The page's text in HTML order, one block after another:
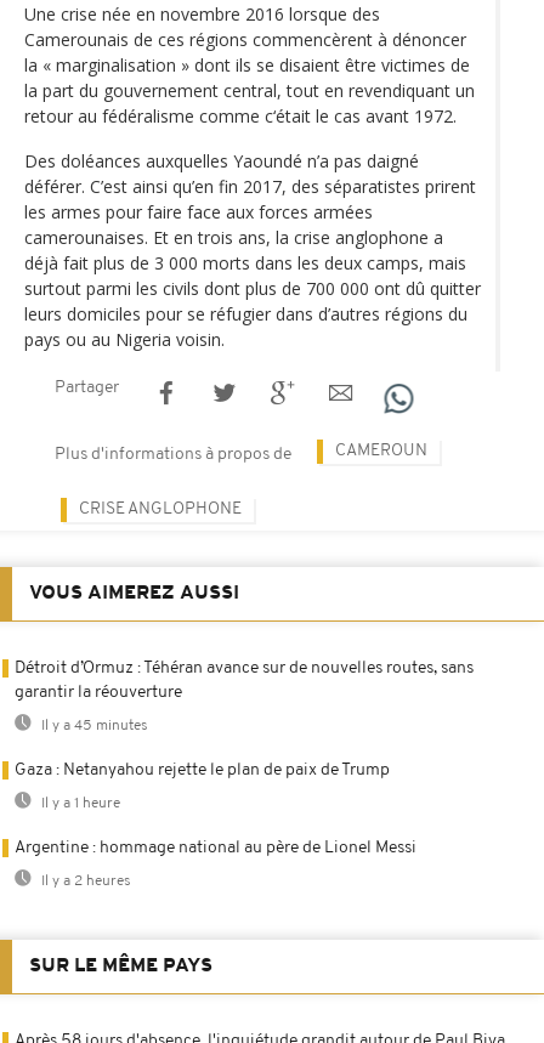
Une crise née en novembre 2016 lorsque des
Camerounais de ces régions commencèrent à dénoncer
la « marginalisation » dont ils se disaient être victimes de
la part du gouvernement central, tout en revendiquant un
retour au fédéralisme comme c‘était le cas avant 1972.
Des doléances auxquelles Yaoundé n’a pas daigné
déférer. C’est ainsi qu’en fin 2017, des séparatistes prirent
les armes pour faire face aux forces armées
camerounaises. Et en trois ans, la crise anglophone a
déjà fait plus de 3 000 morts dans les deux camps, mais
surtout parmi les civils dont plus de 700 000 ont dû quitter
leurs domiciles pour se réfugier dans d’autres régions du
pays ou au Nigeria voisin.
Partager
Plus d'informations à propos de CAMEROUN
CRISE ANGLOPHONE
VOUS AIMEREZ AUSSI
Détroit d’Ormuz : Téhéran avance sur de nouvelles routes, sans
garantir la réouverture
Il y a 45 minutes
Gaza : Netanyahou rejette le plan de paix de Trump
Il y a 1 heure
Argentine : hommage national au père de Lionel Messi
Il y a 2 heures
SUR LE MÊME PAYS